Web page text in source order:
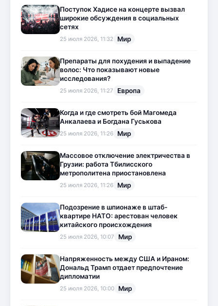
Поступок Хадисе на концерте вызвал
широкие обсуждения в социальных
сетях
25 июля 2026, 11:32 Мир
Препараты для похудения и выпадение
волос: Что показывают новые
исследования?
25 июля 2026, 11:27 Европа
Когда и где смотреть бой Магомеда
Анкалаева и Богдана Гуськова
25 июля 2026, 11:26 Мир
Массовое отключение электричества в
Грузии: работа Тбилисского
метрополитена приостановлена
25 июля 2026, 11:26 Мир
Подозрение в шпионаже в штаб-
квартире НАТО: арестован человек
китайского происхождения
25 июля 2026, 10:07 Мир
Напряженность между США и Ираном:
Дональд Трамп отдает предпочтение
дипломатии
25 июля 2026, 10:00 Мир